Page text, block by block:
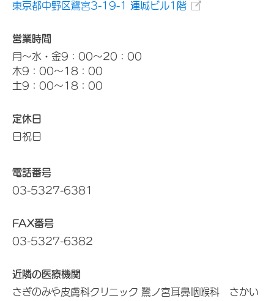
東京都中野区鷺宮3-19-1 連城ビル1階
営業時間
月～水・金9：00～20：00
木9：00～18：00
土9：00～18：00
定休日
日祝日
電話番号
03-5327-6381
FAX番号
03-5327-6382
近隣の医療機関
さぎのみや皮膚科クリニック 鷺ノ宮耳鼻咽喉科 さかい